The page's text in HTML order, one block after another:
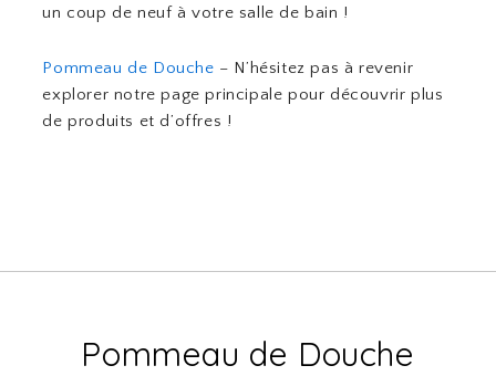
un coup de neuf à votre salle de bain !
Pommeau de Douche – N’hésitez pas à revenir
explorer notre page principale pour découvrir plus
de produits et d’offres !
Pommeau de Douche